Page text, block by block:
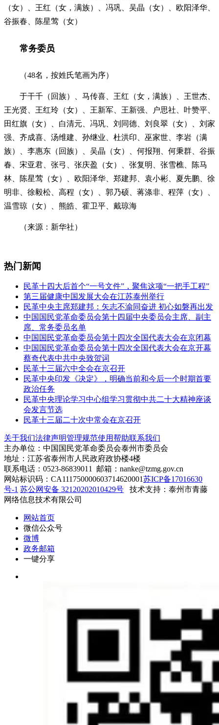
（女）、王红（女，满族）、冯巩、吴晶（女）、欧阳泽华、
谷振春、陈星莺（女）
常务委员
（48名，按姓氏笔画为序）
于干千（回族）、马传喜、王红（女，满族）、王世杰、
王光贤、王红玲（女）、王新军、王新强、户思社、叶赞平、
田红旗（女）、白清元、冯巩、刘同德、刘良翠（女）、刘家
强、齐成喜、汤维建、孙继业、杜洪印、巫家世、李岩（满
族）、李惠东（回族）、吴晶（女）、何报翔、何秉群、谷振
春、宋亚君、张弓、张庆盈（女）、张复明、张雪樵、陈马
林、陈星莺（女）、欧阳泽华、郑建邦、袁小彬、夏先鹏、徐
明非、徐毅松、高程（女）、郭乃硕、蒋涤非、程萍（女）、
温雪琼（女）、熊皓、霍卫平、戴琼海
（来源：新华社）
热门新闻
民革十四大后首个“一号文件”，聚焦这项“一把手工程”
第三届健康中国发展大会在江苏泰州举行
民革中央主席郑建邦：矢志不渝同奋进 初心如磐再出发
中国国民党革命委员会第十四届中央委员会主席、副主
席、常务委员名单
中国国民党革命委员会第十四次全国代表大会在京闭幕
中国国民党革命委员会第十四次全国代表大会在京开幕
蔡奇代表中共中央致贺词
民革十三届六中全会在京召开
民革中央印发《决定》，明确当前和今后一个时期首要
政治任务
民革中央理论学习中心组学习贯彻中共二十大精神座谈
会发言节选
民革十三届二十次中常会在京召开
关于我们法律声明管理规范使用帮助联系我们
主办单位：中国国民党革命委员会泰州市委员会
地址：江苏省泰州市人民政府政协楼4楼
联系电话：0523-86839011 邮箱：nanke@tzmg.gov.cn
网站标识码：CA111750000603714620001苏ICP备17016630
号-1 苏公网安备 32120202010429号
技术支持：泰州市青藤
网络信息技术有限公司
网站首页
微信公众号
微博
政务邮箱
一键分享